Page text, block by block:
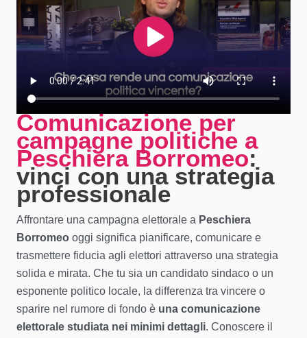
Comunicazione per
campagne politiche a
Peschiera Borromeo:
vinci con una strategia
professionale
Affrontare una campagna elettorale a Peschiera
Borromeo oggi significa pianificare, comunicare e
trasmettere fiducia agli elettori attraverso una strategia
solida e mirata. Che tu sia un candidato sindaco o un
esponente politico locale, la differenza tra vincere o
sparire nel rumore di fondo è una comunicazione
elettorale studiata nei minimi dettagli. Conoscere il